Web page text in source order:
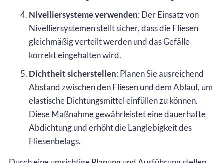
Nivelliersysteme verwenden: Der Einsatz von
Nivelliersystemen stellt sicher, dass die Fliesen
gleichmäßig verteilt werden und das Gefälle
korrekt eingehalten wird.
Dichtheit sicherstellen: Planen Sie ausreichend
Abstand zwischen den Fliesen und dem Ablauf, um
elastische Dichtungsmittel einfüllen zu können.
Diese Maßnahme gewährleistet eine dauerhafte
Abdichtung und erhöht die Langlebigkeit des
Fliesenbelags.